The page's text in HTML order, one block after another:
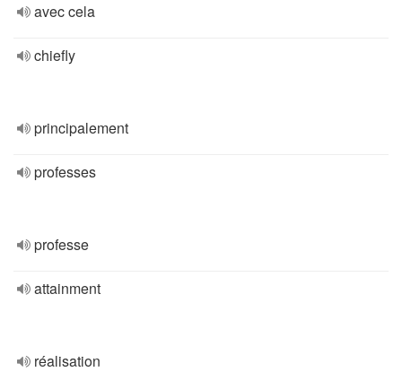
avec cela
chiefly
principalement
professes
professe
attainment
réalisation